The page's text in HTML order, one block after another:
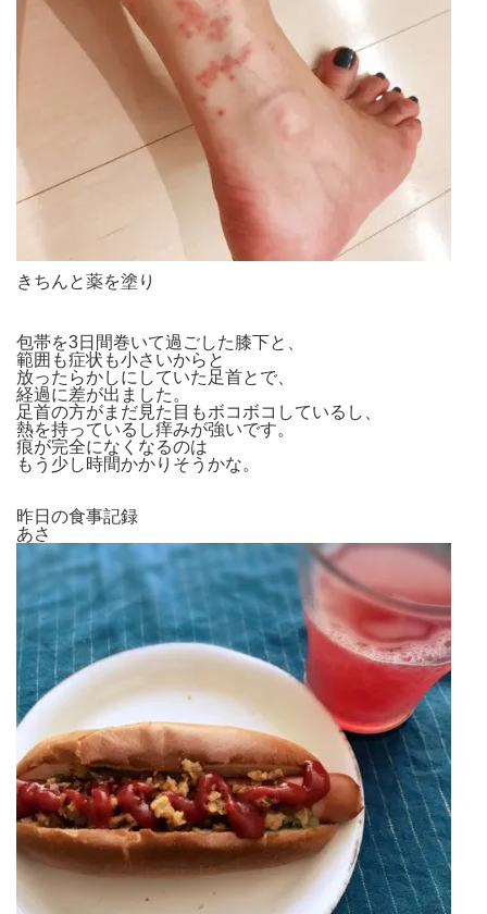
きちんと薬を塗り
包帯を3日間巻いて過ごした膝下と、
範囲も症状も小さいからと
放ったらかしにしていた足首とで、
経過に差が出ました。
足首の方がまだ見た目もボコボコしているし、
熱を持っているし痒みが強いです。
痕が完全になくなるのは
もう少し時間かかりそうかな。
昨日の食事記録
あさ